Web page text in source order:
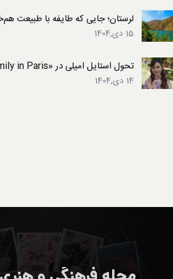
لرستان؛ جایی که طایفه با طبیعت
15 دی,1404
تحول استایل امیلی در «Emily in Paris» فصل ۵
14 دی,1404